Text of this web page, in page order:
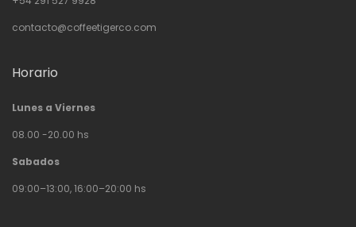
contacto@coffeetigerco.com
Horario
Lunes a Viernes
08.00 -20.00 hs
Sabados
09:00–13:00, 16:00–20:00 hs